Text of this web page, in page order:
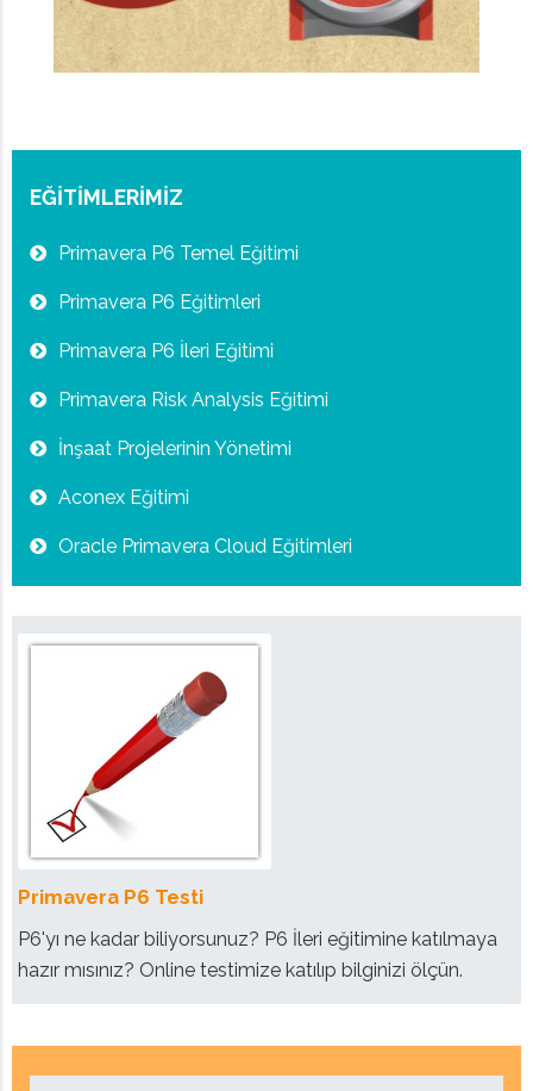
EĞİTİMLERİMİZ
Primavera P6 Temel Eğitimi
Primavera P6 Eğitimleri
Primavera P6 İleri Eğitimi
Primavera Risk Analysis Eğitimi
İnşaat Projelerinin Yönetimi
Aconex Eğitimi
Oracle Primavera Cloud Eğitimleri
Primavera P6 Testi
P6'yı ne kadar biliyorsunuz? P6 İleri eğitimine katılmaya
hazır mısınız? Online testimize katılıp bilginizi ölçün.